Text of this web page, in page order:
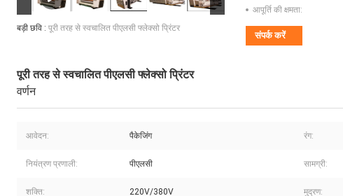
बड़ी छवि : पूरी तरह से स्वचालित पीएलसी फ्लेक्सो प्रिंटर
आपूर्ति की क्षमता:
संपर्क करें
पूरी तरह से स्वचालित पीएलसी फ्लेक्सो प्रिंटर
वर्णन
आवेदन: पैकेजिंग रंग:
नियंत्रण प्रणाली: पीएलसी सामग्री:
शक्ति: 220V/380V मुद्रण: